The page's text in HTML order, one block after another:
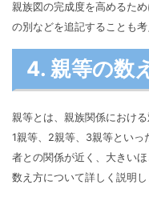
親族図の完成度を高めるた
の別などを追記することも考
4. 親等の数
親等とは、親族関係におけ
1親等、2親等、3親等といっ
者との関係が近く、大きい
数え方について詳しく説明し